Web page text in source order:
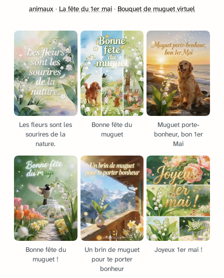
animaux · La fête du 1er mai · Bouquet de muguet virtuel
Les fleurs sont les
sourires de la
nature.
Bonne fête du
muguet
Muguet porte-
bonheur, bon 1er
Mai
Bonne fête du
muguet !
Un brin de muguet
pour te porter
bonheur
Joyeux 1er mai !